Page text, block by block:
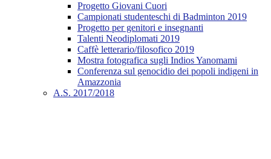
Progetto Giovani Cuori
Campionati studenteschi di Badminton 2019
Progetto per genitori e insegnanti
Talenti Neodiplomati 2019
Caffè letterario/filosofico 2019
Mostra fotografica sugli Indios Yanomami
Conferenza sul genocidio dei popoli indigeni in
Amazzonia
A.S. 2017/2018